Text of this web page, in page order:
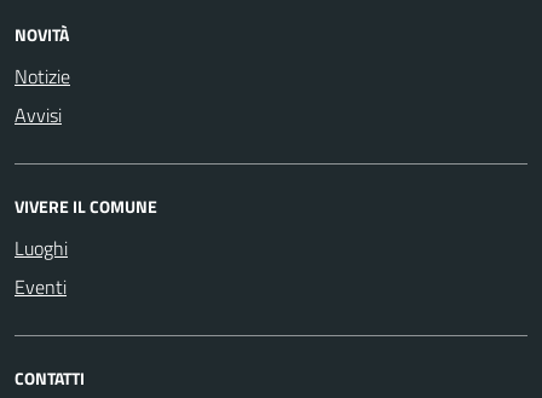
NOVITÀ
Notizie
Avvisi
VIVERE IL COMUNE
Luoghi
Eventi
CONTATTI